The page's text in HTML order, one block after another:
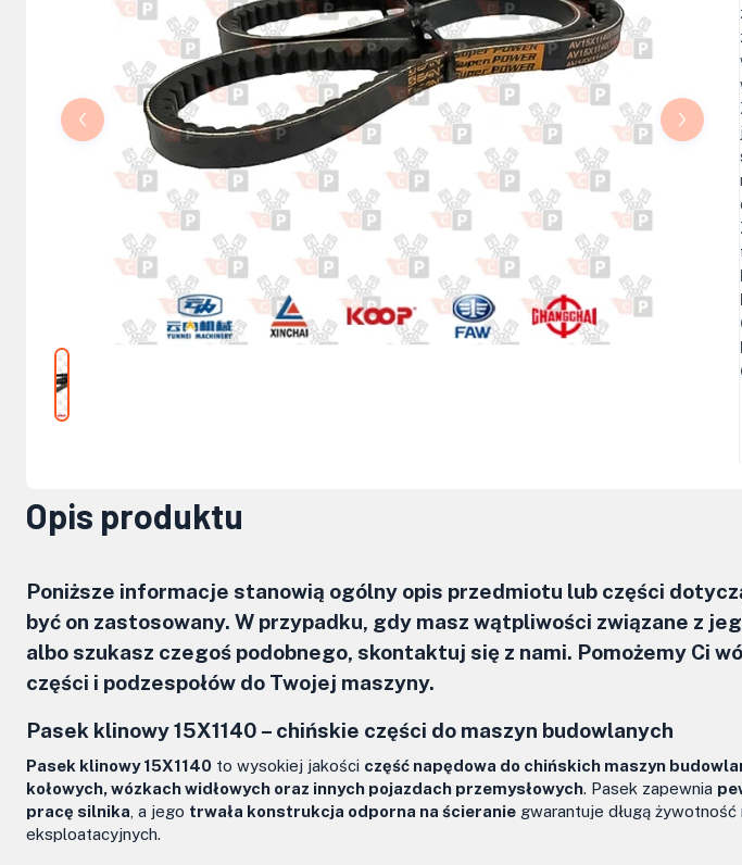
Kolumny kierownicze, orbitrole
Części elektryczne
Osprzęt do maszyn
Opis produktu
Poniższe informacje stanowią ogólny opis przedmiotu lub części
być on zastosowany. W przypadku, gdy masz wątpliwości związane z
albo szukasz czegoś podobnego, skontaktuj się z nami. Pomożemy Ci
części i podzespołów do Twojej maszyny.
Pasek klinowy 15X1140 – chińskie części do maszyn budowlanych
Pasek klinowy 15X1140 to wysokiej jakości część napędowa do chińskich maszyn
kołowych, wózkach widłowych oraz innych pojazdach przemysłowych. Pasek zapewnia
pracę silnika , a jego trwała konstrukcja odporna na ścieranie gwarantuje długą
eksploatacyjnych.